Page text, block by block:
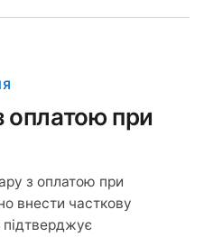
оплатою при
з оплатою при
внести часткову